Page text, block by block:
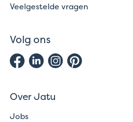
Veelgestelde vragen
Volg ons
Over Jatu
Jobs